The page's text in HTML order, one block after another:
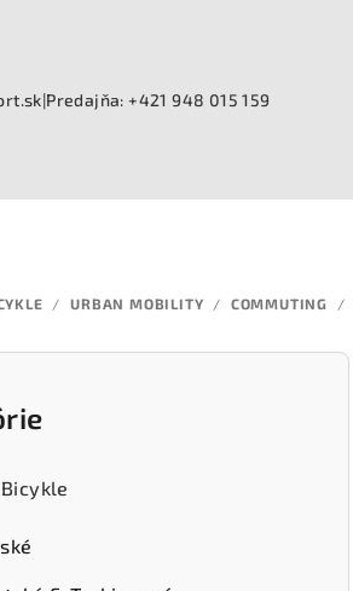
|Predajňa: +421 948 015 159
/ URBAN MOBILITY / COMMUTING /
Bicykle